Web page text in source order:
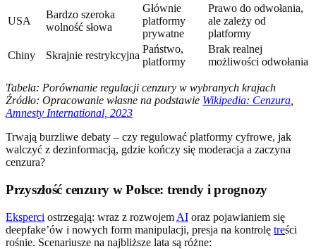
USA
Bardzo szeroka
wolność słowa
Głównie
platformy
prywatne
Prawo do odwołania,
ale zależy od
platformy
Chiny
Skrajnie restrykcyjna
Państwo,
platformy
Brak realnej
możliwości odwołania
Tabela: Porównanie regulacji cenzury w wybranych krajach
Źródło: Opracowanie własne na podstawie Wikipedia: Cenzura
Amnesty International, 2023
Trwają burzliwe debaty – czy regulować platformy cyfrowe, jak
walczyć z dezinformacją, gdzie kończy się moderacja a zaczyna
cenzura?
Przyszłość cenzury w Polsce: trendy i prognozy
Eksperci ostrzegają: wraz z rozwojem AI oraz pojawianiem się
deepfake’ów i nowych form manipulacji, presja na kontrolę treści
rośnie. Scenariusze na najbliższe lata są różne: